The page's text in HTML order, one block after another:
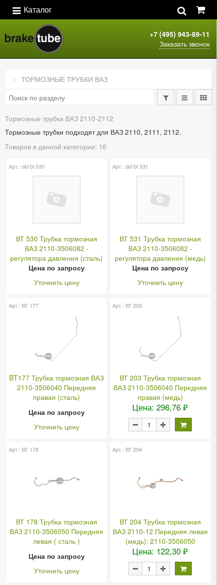
Каталог
+7 (495) 943-89-11
Заказать звонок
ТОРМОЗНЫЕ ТРУБКИ ВАЗ
Тормозные трубки ВАЗ 2110-2112
Тормозные трубки подходят для ВАЗ 2110, 2111, 2112.
Товаров в данной категории: 16
Арт.: del bt 530
ВТ 530 Трубка тормозная
ВАЗ 2110-3506082 -
регулятора давления (сталь)
Цена по запросу
Уточнить цену
Арт.: del bt 531
ВТ 531 Трубка тормозная
ВАЗ 2110-3506082 -
регулятора давления (медь)
Цена по запросу
Уточнить цену
Арт.: ВТ 177
BT177 Трубка тормозная ВАЗ
2110-3506040 Передняя
правая (сталь)
Цена по запросу
Уточнить цену
Арт.: ВТ 203
ВТ 203 Трубка тормозная
ВАЗ 2110-3506040 Передняя
правая (медь)
Цена: 296,76 ₽
Арт.: ВТ 178
ВТ 178 Трубка тормозная
ВАЗ 2110-3506050 Передняя
левая ( сталь )
Цена по запросу
Уточнить цену
Арт.: ВТ 204
ВТ 204 Трубка тормозная
ВАЗ 2110-12 Передняя левая
(медь): 2110-3506050
Цена: 122,30 ₽